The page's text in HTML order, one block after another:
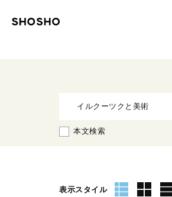
本文検索
表示スタイル